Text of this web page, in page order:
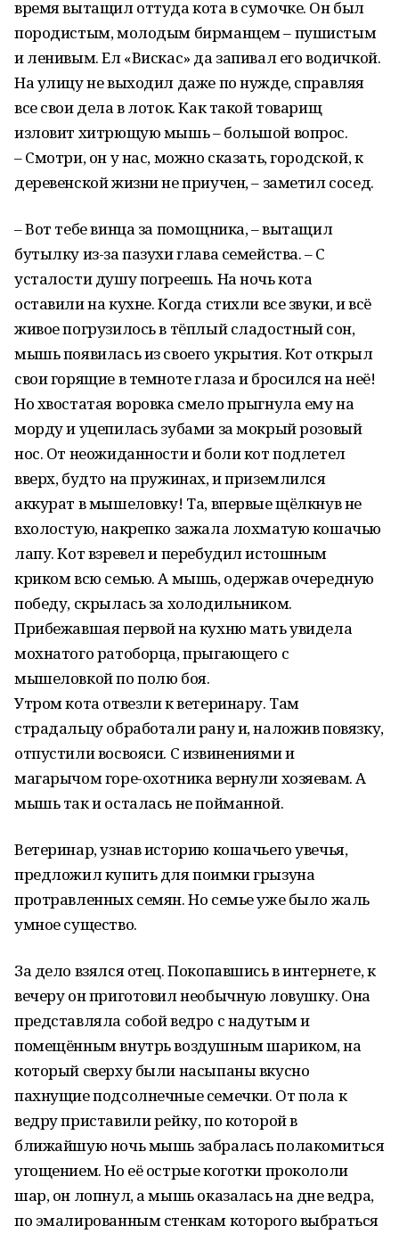
время вытащил оттуда кота в сумочке. Он был
породистым, молодым бирманцем – пушистым
и ленивым. Ел «Вискас» да запивал его водичкой.
На улицу не выходил даже по нужде, справляя
все свои дела в лоток. Как такой товарищ
изловит хитрющую мышь – большой вопрос.
– Смотри, он у нас, можно сказать, городской, к
деревенской жизни не приучен, – заметил сосед.
– Вот тебе винца за помощника, – вытащил
бутылку из-за пазухи глава семейства. – С
усталости душу погреешь. На ночь кота
оставили на кухне. Когда стихли все звуки, и всё
живое погрузилось в тёплый сладостный сон,
мышь появилась из своего укрытия. Кот открыл
свои горящие в темноте глаза и бросился на неё!
Но хвостатая воровка смело прыгнула ему на
морду и уцепилась зубами за мокрый розовый
нос. От неожиданности и боли кот подлетел
вверх, будто на пружинах, и приземлился
аккурат в мышеловку! Та, впервые щёлкнув не
вхолостую, накрепко зажала лохматую кошачью
лапу. Кот взревел и перебудил истошным
криком всю семью. А мышь, одержав очередную
победу, скрылась за холодильником.
Прибежавшая первой на кухню мать увидела
мохнатого ратоборца, прыгающего с
мышеловкой по полю боя.
Утром кота отвезли к ветеринару. Там
страдальцу обработали рану и, наложив повязку,
отпустили восвояси. С извинениями и
магарычом горе-охотника вернули хозяевам. А
мышь так и осталась не пойманной.
Ветеринар, узнав историю кошачьего увечья,
предложил купить для поимки грызуна
протравленных семян. Но семье уже было жаль
умное существо.
За дело взялся отец. Покопавшись в интернете, к
вечеру он приготовил необычную ловушку. Она
представляла собой ведро с надутым и
помещённым внутрь воздушным шариком, на
который сверху были насыпаны вкусно
пахнущие подсолнечные семечки. От пола к
ведру приставили рейку, по которой в
ближайшую ночь мышь забралась полакомиться
угощением. Но её острые коготки прокололи
шар, он лопнул, а мышь оказалась на дне ведра,
по эмалированным стенкам которого выбраться